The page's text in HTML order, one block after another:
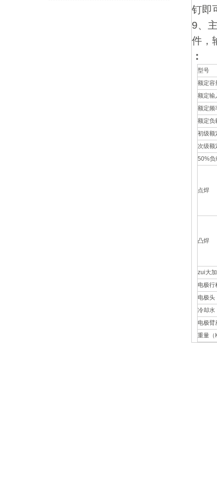
钉即
9、
件，
：
型号
额定容
额定输
额定频
额定负
初级额
次级额
50%负
点焊
凸焊
zui大
电极行
电极头
冷却水
电极臂
重量（